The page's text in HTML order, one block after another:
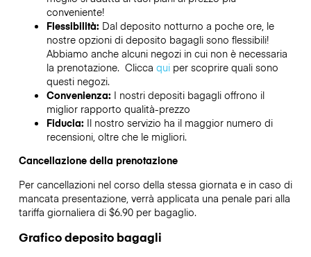
conveniente!
Flessibilità: Dal deposito notturno a poche ore, le
nostre opzioni di deposito bagagli sono flessibili!
Abbiamo anche alcuni negozi in cui non è necessaria
la prenotazione. Clicca quiper scoprire quali sono
questi negozi.
Convenienza: I nostri depositi bagagli offrono il
miglior rapporto qualità-prezzo
Fiducia: Il nostro servizio ha il maggior numero di
recensioni, oltre che le migliori.
Cancellazione della prenotazione
Per cancellazioni nel corso della stessa giornata e in caso di
mancata presentazione, verrà applicata una penale pari alla
tariffa giornaliera di $6.90 per bagaglio.
Grafico deposito bagagli